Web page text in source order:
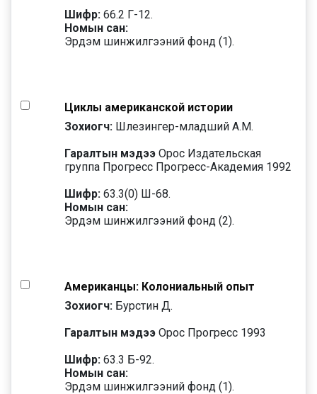
Шифр: 66.2 Г-12.
Номын сан:
Эрдэм шинжилгээний фонд (1).
Циклы американской истории
Зохиогч: Шлезингер-младший А.М.
Гаралтын мэдээ Орос Издательская
группа Прогресс Прогресс-Академия 1992
Шифр: 63.3(0) Ш-68.
Номын сан:
Эрдэм шинжилгээний фонд (2).
Американцы: Колониальный опыт
Зохиогч: Бурстин Д.
Гаралтын мэдээ Орос Прогресс 1993
Шифр: 63.3 Б-92.
Номын сан:
Эрдэм шинжилгээний фонд (1).